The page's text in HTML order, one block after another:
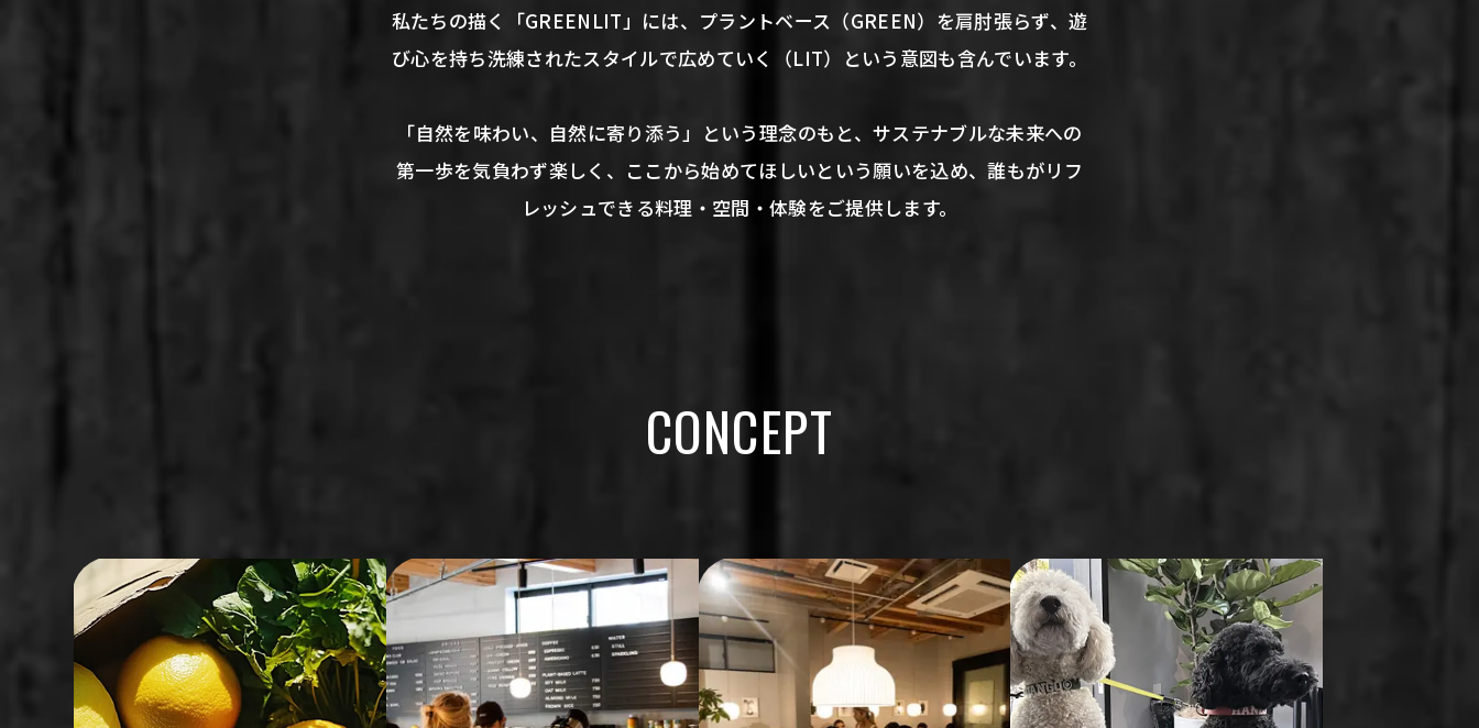
私たちの描く「GREENLIT」には、プラントベース（GREEN）を肩肘張らず、遊
び心を持ち洗練されたスタイルで広めていく（LIT）という意図も含んでいます。
「自然を味わい、自然に寄り添う」という理念のもと、サステナブルな未来への
第一歩を気負わず楽しく、ここから始めてほしいという願いを込め、誰もがリフ
レッシュできる料理・空間・体験をご提供します。
CONCEPT